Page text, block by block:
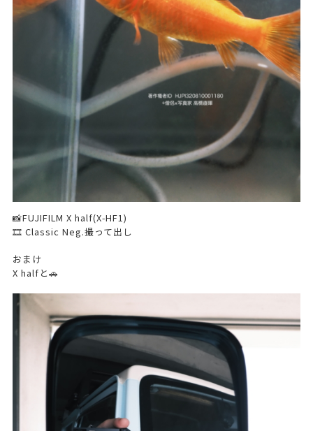
📸FUJIFILM X half(X-HF1)
🎞️ Classic Neg.撮って出し
おまけ
X halfと🚗